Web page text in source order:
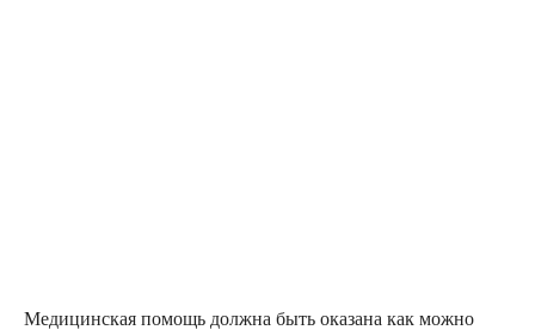
Медицинская помощь должна быть оказана как можно